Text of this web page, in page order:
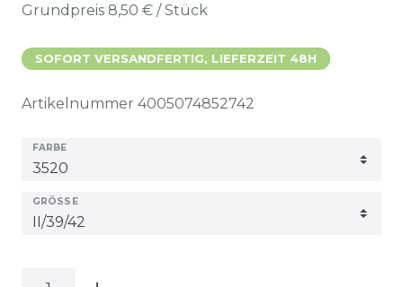
Grundpreis 8,50 € / Stück
SOFORT VERSANDFERTIG, LIEFERZEIT 48H
Artikelnummer 4005074852742
FARBE
GRÖSSE